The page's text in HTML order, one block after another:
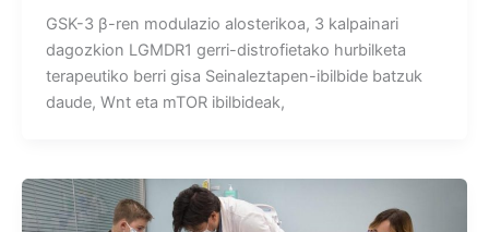
GSK-3 β-ren modulazio alosterikoa, 3 kalpainari
dagozkion LGMDR1 gerri-distrofietako hurbilketa
terapeutiko berri gisa Seinaleztapen-ibilbide batzuk
daude, Wnt eta mTOR ibilbideak,